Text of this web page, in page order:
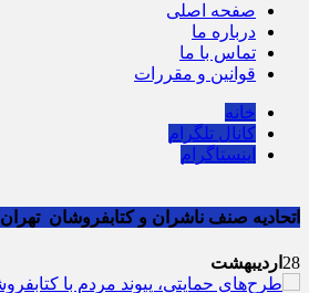
صفحه اصلی
درباره ما
تماس با ما
قوانین و مقررات
خانه
کانال تلگرام
اینستاگرام
اتحادیه صنف ناشران و کتابفروشان تهران
28 اردیبهشت